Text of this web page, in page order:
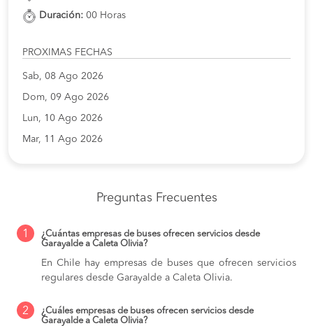
Duración: 00 Horas
PROXIMAS FECHAS
Sab, 08 Ago 2026
Dom, 09 Ago 2026
Lun, 10 Ago 2026
Mar, 11 Ago 2026
Preguntas Frecuentes
1
¿Cuántas empresas de buses ofrecen servicios desde
Garayalde a Caleta Olivia?
En Chile hay empresas de buses que ofrecen servicios
regulares desde Garayalde a Caleta Olivia.
2
¿Cuáles empresas de buses ofrecen servicios desde
Garayalde a Caleta Olivia?